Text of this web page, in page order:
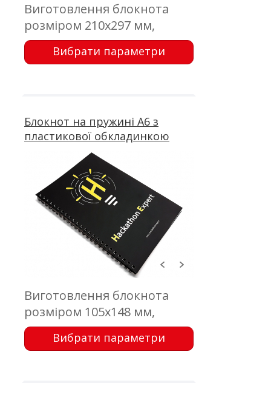
Виготовлення блокнота
розміром 210х297 мм,
дизайнерський папір;
тиснення, трафарет; блок
Вибрати параметри
Блокнот на пружині А6 з
пластикової обкладинкою
Виготовлення блокнота
розміром 105х148 мм,
обкладинка - пластик з
друком; блок 50 аркушів,
Вибрати параметри